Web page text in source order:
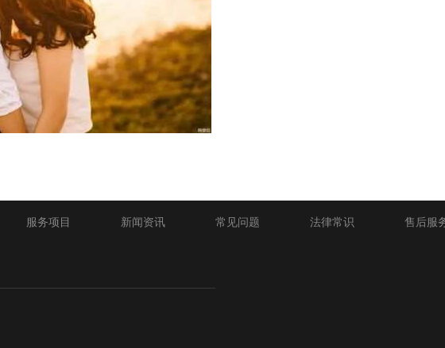
服务项目 新闻资讯 常见问题 法律常识 售后服